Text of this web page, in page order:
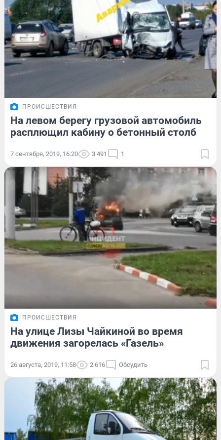
ПРОИСШЕСТВИЯ
На левом берегу грузовой автомобиль
расплющил кабину о бетонный столб
7 сентября, 2019, 16:20 3 491 1
ПРОИСШЕСТВИЯ
На улице Лизы Чайкиной во время
движения загорелась «Газель»
26 августа, 2019, 11:58 2 616 Обсудить